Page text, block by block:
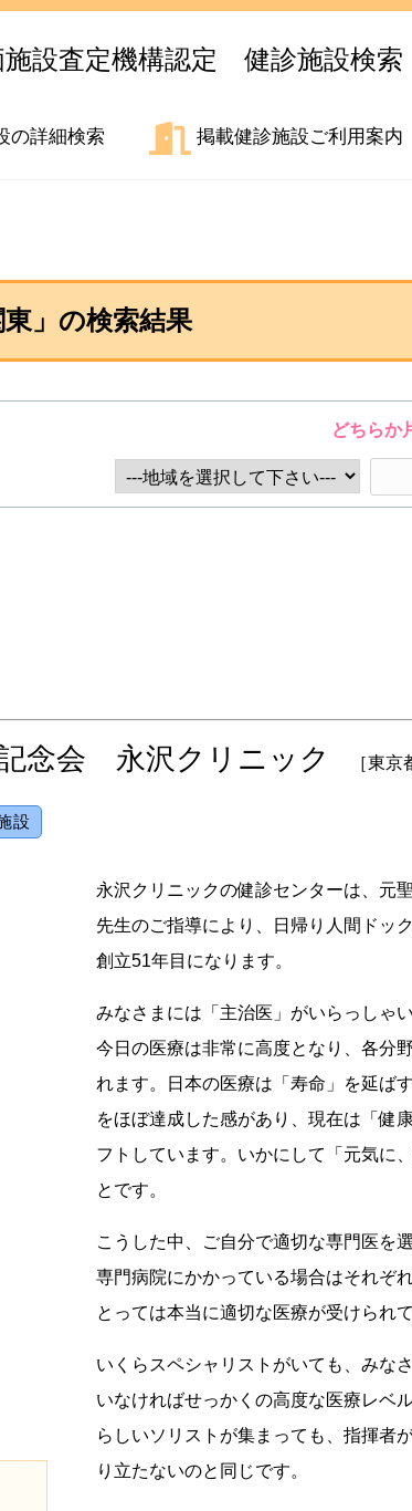
施設査定機構認定 健診施設検索
の詳細検索 掲載健診施設ご利用案内
東」の検索結果
どちらか
念会 永沢クリニック ［東京
設
永沢クリニックの健診センターは、元
先生のご指導により、日帰り人間ドッ
創立51年目になります。
みなさまには「主治医」がいらっしゃ
今日の医療は非常に高度となり、各分
れます。日本の医療は「寿命」を延ば
をほぼ達成した感があり、現在は「健
フトしています。いかにして「元気に
とです。
こうした中、ご自分で適切な専門医を
専門病院にかかっている場合はそれぞ
とっては本当に適切な医療が受けられ
いくらスペシャリストがいても、みな
いなければせっかくの高度な医療レベ
らしいソリストが集まっても、指揮者
り立たないのと同じです。